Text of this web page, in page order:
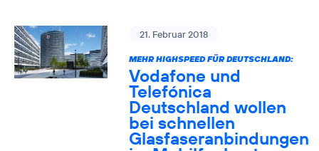
21. Februar 2018
MEHR HIGHSPEED FÜR DEUTSCHLAND:
Vodafone und
Telefónica
Deutschland wollen
bei schnellen
Glasfaseranbindungen